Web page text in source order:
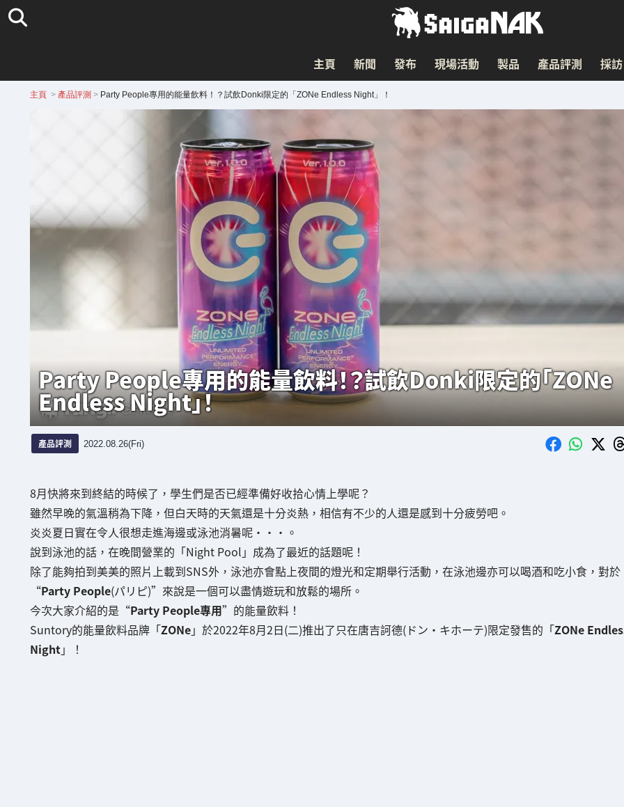
主頁 新聞 發布 現場活動 製品 產品評測 採訪
主頁 > 產品評測 > Party People專用的能量飲料！？試飲Donki限定的「ZONe Endless Night」！
Party People專用的能量飲料！？試飲Donki限定的「ZONe
Endless Night」！
產品評測 2022.08.26(Fri)
8月快將來到終結的時候了，學生們是否已經準備好收拾心情上學呢？
雖然早晚的氣溫稍為下降，但白天時的天氣還是十分炎熱，相信有不少的人還是感到十分疲勞吧。
炎炎夏日實在令人很想走進海邊或泳池消暑呢・・・。
說到泳池的話，在晚間營業的「Night Pool」成為了最近的話題呢！
除了能夠拍到美美的照片上載到SNS外，泳池亦會點上夜間的燈光和定期舉行活動，在泳池邊亦可以喝酒和吃小食，對於
“Party People(パリピ)”來說是一個可以盡情遊玩和放鬆的場所。
今次大家介紹的是“Party People專用”的能量飲料！
Suntory的能量飲料品牌「ZONe」於2022年8月2日(二)推出了只在唐吉訶德(ドン・キホーテ)限定發售的「ZONe
Night」！